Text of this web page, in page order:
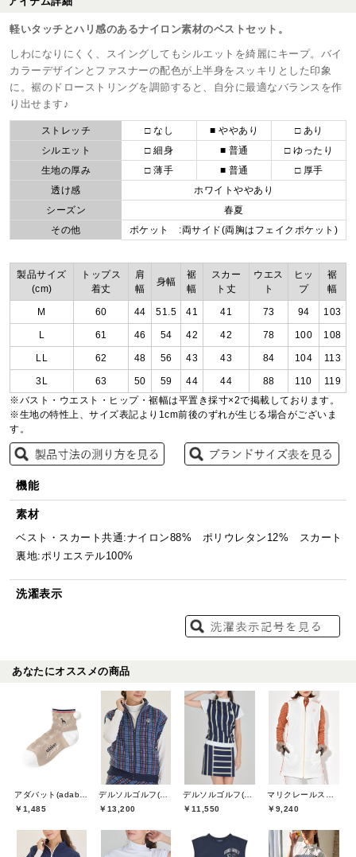
軽いタッチとハリ感のあるナイロン素材のベストセット。
しわになりにくく、スイングしてもシルエットを綺麗にキープ。バイ
カラーデザインとファスナーの配色が上半身をスッキリとした印象
に。裾のドローストリングを調節すると、自分に最適なバランスを作
り出せます♪
ストレッチ □ なし ■ ややあり
□ あり
シルエット
□ 細身 ■ 普通
□ ゆったり
生地の厚み
□ 薄手 ■ 普通
□ 厚手
透け感
ホワイトややあり
シーズン
春夏
その他
ポケット :両サイド(両胸はフェイクポケット)
製品サイズ
(cm)
トップス
着丈
肩
幅
身幅
裾
幅
スカー
ト丈
ウエス
ト
ヒッ
プ
裾
幅
M 60 44 51.5 41 41 73 94 103
L 61 46 54 42 42 78 100 108
LL 62 48 56 43 43 84 104 113
3L 63 50 59 44 44 88 110
119
※バスト・ウエスト・ヒップ・裾幅は平置き採寸×2で掲載しております。
※生地の特性上、サイズ表記より1cm前後のずれが生じる場合がございま
す。
機能
素材
ベスト・スカート共通:ナイロン88% ポリウレタン12% スカート
裏地:ポリエステル100%
洗濯表示
あなたにオススメの商品
￥1,485
￥13,200
￥11,550
￥9,240